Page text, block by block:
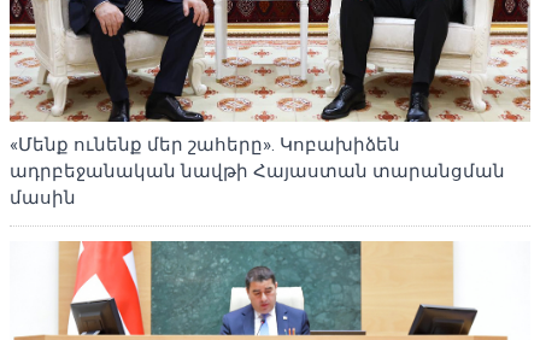
«Մենք ունենք մեր շահերը». Կոբախիձեն
ադրբեջանական նավթի Հայաստան տարանցման
մասին